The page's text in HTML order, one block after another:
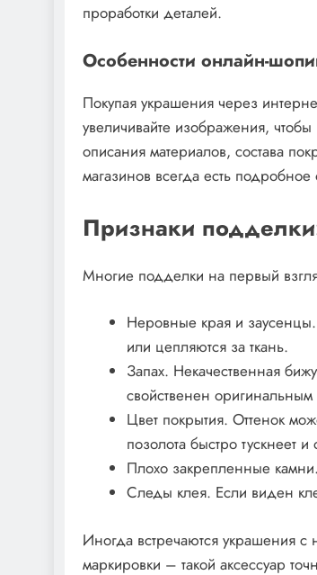
проработки деталей.
Особенности онлайн-
Покупая украшения через
увеличивайте изображения,
описания материалов, состава
магазинов всегда есть
Признаки
Многие подделки на первый
Неровные края и
или цепляются за ткань.
Запах. Некачественная
свойственен
Цвет покрытия. Оттенок
позолота быстро тускнеет и
Плохо закрепленные
Следы клея. Если виден
Иногда встречаются украшения
маркировки – такой аксессуар